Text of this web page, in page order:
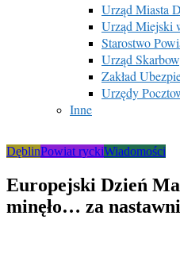
Urząd Miasta
Urząd Miejski
Starostwo
Urząd
Zakład
Urzędy
Inne
DęblinPowiat ryckiWiadomości
Europejski Dzień
minęło… za